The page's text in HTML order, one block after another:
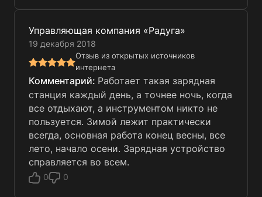
Управляющая компания «Радуга»
19 декабря 2018
Отзыв из открытых источников
интернета
Работает такая зарядная
станция каждый день, а точнее ночь, когда
все отдыхают, а инструментом никто не
пользуется. Зимой лежит практически
всегда, основная работа конец весны, все
лето, начало осени. Зарядная устройство
справляется во всем.
0 0